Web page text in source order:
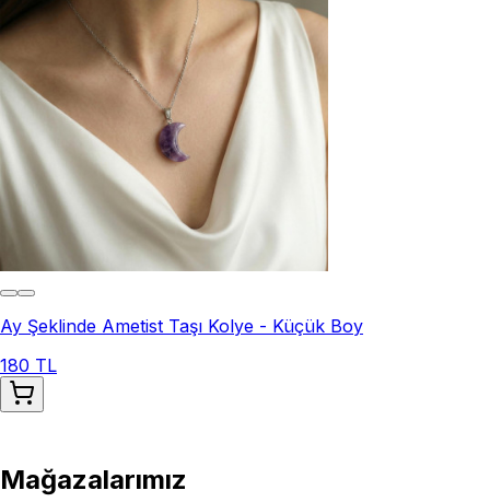
Ay Şeklinde Ametist Taşı Kolye - Küçük Boy
180 TL
Mağazalarımız